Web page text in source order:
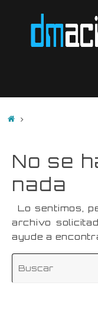
Inicio
No se
nada
Lo sentimos,
archivo
ayude a